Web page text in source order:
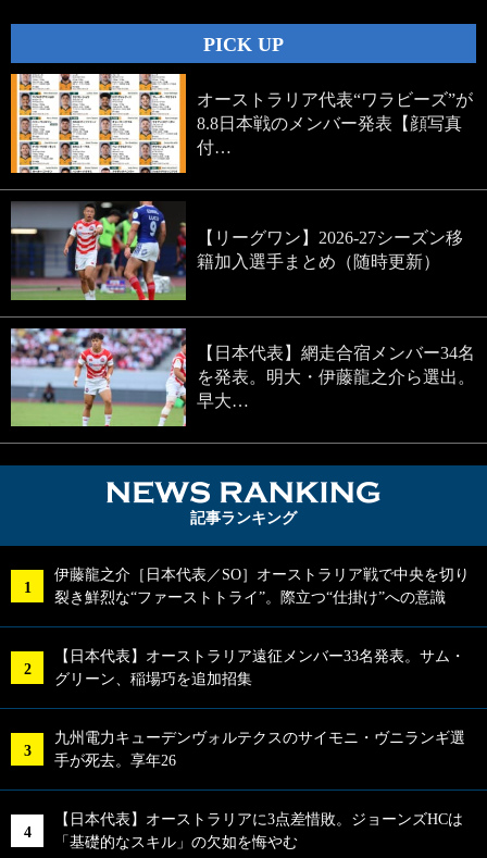
PICK UP
オーストラリア代表“ワラビーズ”が
8.8日本戦のメンバー発表【顔写真
付…
【リーグワン】2026-27シーズン移
籍加入選手まとめ（随時更新）
【日本代表】網走合宿メンバー34名
を発表。明大・伊藤龍之介ら選出。
早大…
記事ランキング
伊藤龍之介［日本代表／SO］オーストラリア戦で中央を切り
裂き鮮烈な“ファーストトライ”。際立つ“仕掛け”への意識
【日本代表】オーストラリア遠征メンバー33名発表。サム・
グリーン、稲場巧を追加招集
九州電力キューデンヴォルテクスのサイモニ・ヴニランギ選
手が死去。享年26
【日本代表】オーストラリアに3点差惜敗。ジョーンズHCは
「基礎的なスキル」の欠如を悔やむ